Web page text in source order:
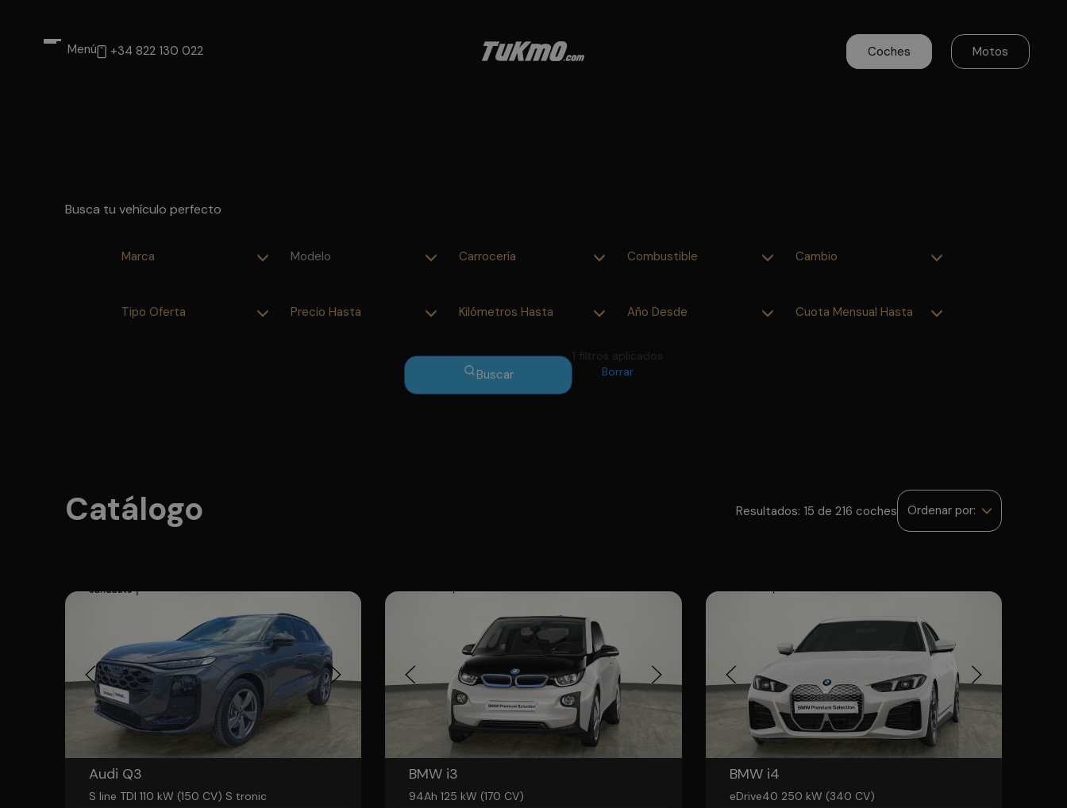
Menú +34 822 130 022 Coches Motos
Busca tu vehículo perfecto
Marca Modelo Carrocería Combustible Cambio
Tipo Oferta Precio Hasta Kilómetros Hasta Año Desde Cuota Mensual Hasta
Buscar
1 filtros aplicados
Borrar
Catálogo Resultados: 15 de 216 coches Ordenar por:
Audi Q3
S line TDI 110 kW (150 CV) S tronic
BMW i3
94Ah 125 kW (170 CV)
BMW i4
eDrive40 250 kW (340 CV)